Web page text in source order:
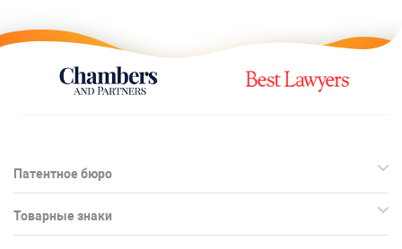
Патентное бюро
Товарные знаки